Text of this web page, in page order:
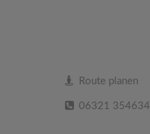
Route planen
06321 354634